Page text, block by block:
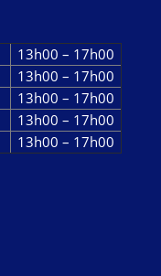
13h00 – 17h00
13h00 – 17h00
13h00 – 17h00
13h00 – 17h00
13h00 – 17h00